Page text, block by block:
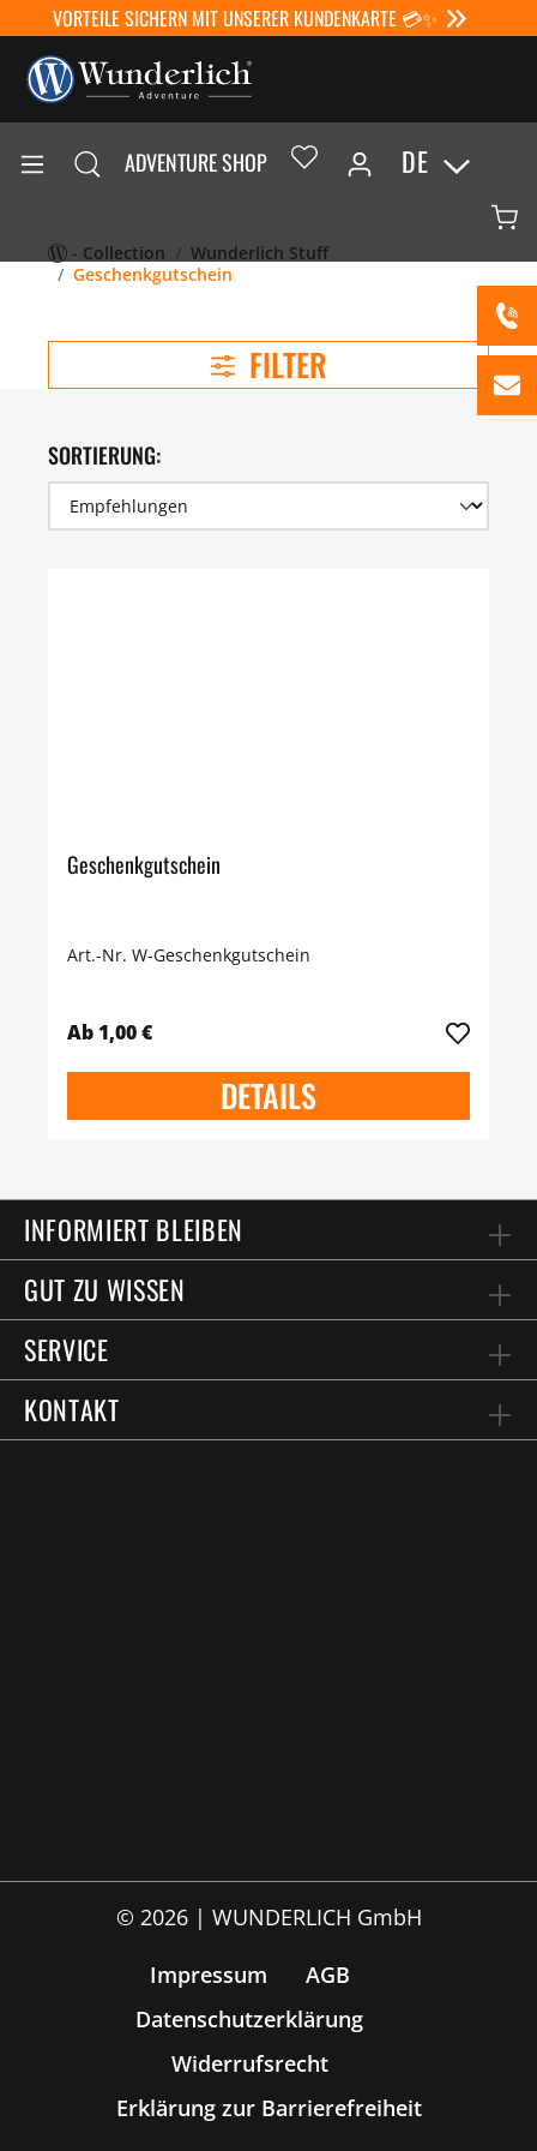
VORTEILE SICHERN MIT UNSERER KUNDENKARTE 💳✨
ADVENTURE SHOP DE
- Collection
Wunderlich Stuff
Geschenkgutschein
FILTER
SORTIERUNG:
Geschenkgutschein
Art.-Nr. W-Geschenkgutschein
Ab 1,00 €
DETAILS
INFORMIERT BLEIBEN
GUT ZU WISSEN
SERVICE
KONTAKT
© 2026 | WUNDERLICH GmbH
Impressum
AGB
Datenschutzerklärung
Widerrufsrecht
Erklärung zur Barrierefreiheit